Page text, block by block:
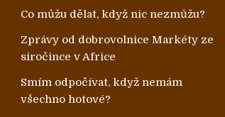
Co můžu dělat, když nic nezmůžu?
Zprávy od dobrovolnice Markéty ze
siročince v Africe
Smím odpočívat, když nemám
všechno hotové?